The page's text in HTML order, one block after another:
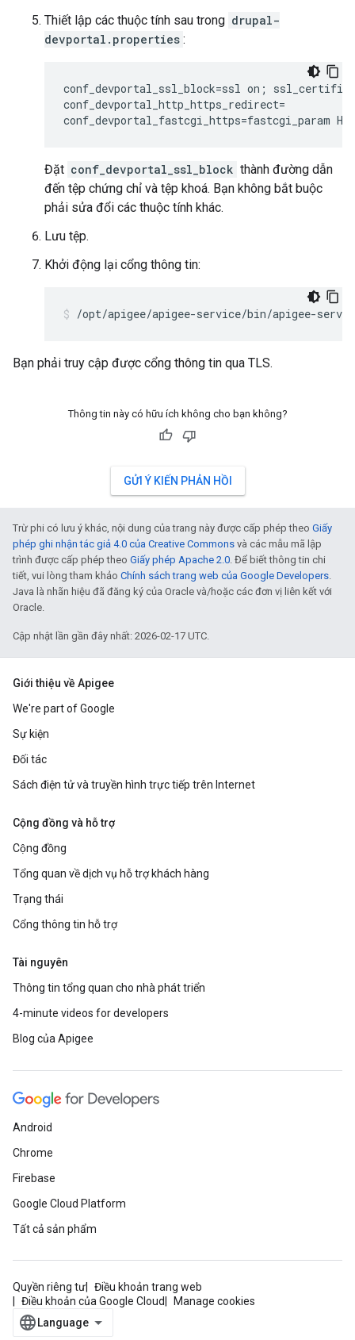
Thiết lập các thuộc tính sau trong drupal-
devportal.properties :
conf_devportal_ssl_block=ssl on;
conf_devportal_http_https_redirect=
conf_devportal_fastcgi_https=fastcgi_param
Đặt conf_devportal_ssl_block thành đường dẫn
đến tệp chứng chỉ và tệp khoá. Bạn không bắt buộc
phải sửa đổi các thuộc tính khác.
Lưu tệp.
Khởi động lại cổng thông tin:
/opt/apigee/apigee-service/bin/apigee-
Bạn phải truy cập được cổng thông tin qua TLS.
Thông tin này có hữu ích không cho bạn không?
GỬI Ý KIẾN PHẢN HỒI
Trừ phi có lưu ý khác, nội dung của trang này được cấp phép theo Giấy
phép ghi nhận tác giả 4.0 của Creative Commons và các mẫu mã lập
trình được cấp phép theo Giấy phép Apache 2.0. Để biết thông tin chi
tiết, vui lòng tham khảo Chính sách trang web của Google Developers.
Java là nhãn hiệu đã đăng ký của Oracle và/hoặc các đơn vị liên kết với
Oracle.
Cập nhật lần gần đây nhất: 2026-02-17 UTC.
Giới thiệu về Apigee
We're part of Google
Sự kiện
Đối tác
Sách điện tử và truyền hình trực tiếp trên Internet
Cộng đồng và hỗ trợ
Cộng đồng
Tổng quan về dịch vụ hỗ trợ khách hàng
Trạng thái
Cổng thông tin hỗ trợ
Tài nguyên
Thông tin tổng quan cho nhà phát triển
4-minute videos for developers
Blog của Apigee
Android
Chrome
Firebase
Google Cloud Platform
Tất cả sản phẩm
Quyền riêng tư
Điều khoản trang web
Điều khoản của Google Cloud
Manage cookies